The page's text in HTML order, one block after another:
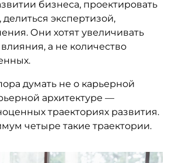
бизнеса, проектировать
экспертизой,
Они хотят увеличивать
а не количество
думать не о карьерной
архитектуре —
траекториях развития.
четыре такие траектории.